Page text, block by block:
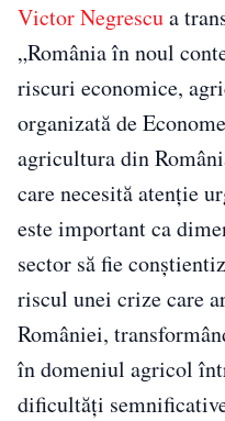
Victor Negrescua
„România în noul
riscuri economice,
organizată de
agricultura din
care necesită atenție
este important ca
sector să fie
riscul unei crize care
României,
în domeniul agricol
dificultăți